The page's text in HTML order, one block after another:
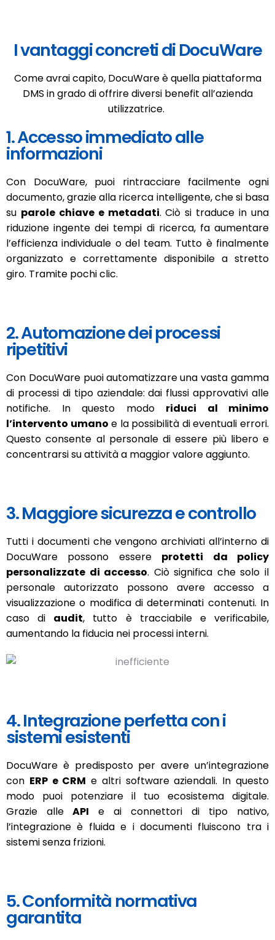
I vantaggi concreti di DocuWare
Come avrai capito, DocuWare è quella piattaforma
DMS in grado di offrire diversi benefit all’azienda
utilizzatrice.
1. Accesso immediato alle
informazioni
Con DocuWare, puoi rintracciare facilmente ogni
documento, grazie alla ricerca intelligente, che si basa
su parole chiave e metadati. Ciò si traduce in una
riduzione ingente dei tempi di ricerca, fa aumentare
l’efficienza individuale o del team. Tutto è finalmente
organizzato e correttamente disponibile a stretto
giro. Tramite pochi clic.
2. Automazione dei processi
ripetitivi
Con DocuWare puoi automatizzare una vasta gamma
di processi di tipo aziendale: dai flussi approvativi alle
notifiche. In questo modo riduci al minimo
l’intervento umano e la possibilità di eventuali errori.
Questo consente al personale di essere più libero e
concentrarsi su attività a maggior valore aggiunto.
3. Maggiore sicurezza e controllo
Tutti i documenti che vengono archiviati all’interno di
DocuWare possono essere protetti da policy
personalizzate di accesso. Ciò significa che solo il
personale autorizzato possono avere accesso a
visualizzazione o modifica di determinati contenuti. In
caso di audit, tutto è tracciabile e verificabile,
aumentando la fiducia nei processi interni.
4. Integrazione perfetta con i
sistemi esistenti
DocuWare è predisposto per avere un’integrazione
con ERP e CRM e altri software aziendali. In questo
modo puoi potenziare il tuo ecosistema digitale.
Grazie alle API e ai connettori di tipo nativo,
l’integrazione è fluida e i documenti fluiscono tra i
sistemi senza frizioni.
5. Conformità normativa
garantita